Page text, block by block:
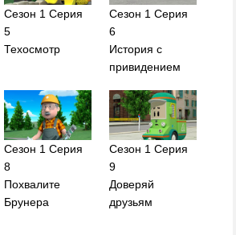
Сезон 1 Серия
5
Техосмотр
Сезон 1 Серия
6
История с
привидением
Сезон 1 Серия
8
Похвалите
Брунера
Сезон 1 Серия
9
Доверяй
друзьям